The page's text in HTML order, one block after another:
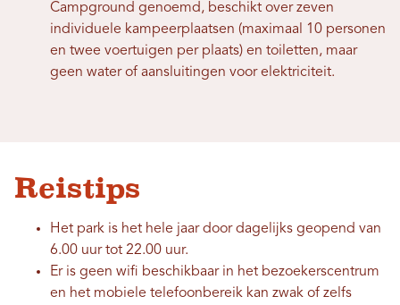
Campground genoemd, beschikt over zeven
individuele kampeerplaatsen (maximaal 10 personen
en twee voertuigen per plaats) en toiletten, maar
geen water of aansluitingen voor elektriciteit.
Reistips
Het park is het hele jaar door dagelijks geopend van
6.00 uur tot 22.00 uur.
Er is geen wifi beschikbaar in het bezoekerscentrum
en het mobiele telefoonbereik kan zwak of zelfs